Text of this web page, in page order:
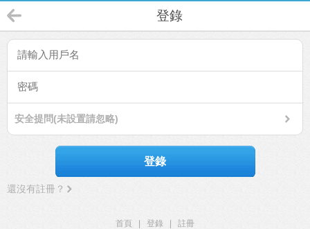
登錄
安全提問(未設置請忽略)
登錄
還沒有註冊？
首頁 登錄
註冊